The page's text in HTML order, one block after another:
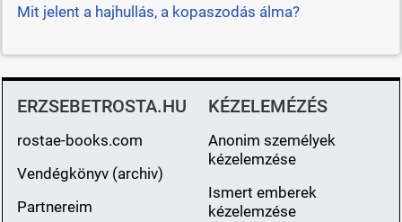
Mit jelent a hajhullás, a kopaszodás álma?
ERZSEBETROSTA.HU
rostae-books.com
Vendégkönyv (archiv)
Partnereim
KÉZELEMÉZÉS
Anonim személyek
kézelemzése
Ismert emberek
kézelemzése